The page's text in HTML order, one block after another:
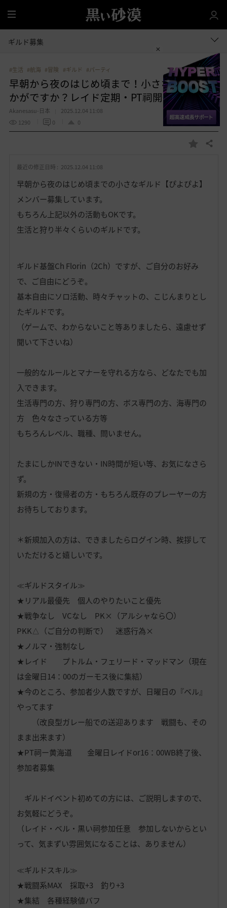
全
体
ギルド募集
#生活 #航海 #冒険 #ギルド #パーティ
早朝から夜のはじめ頃まで！小さなギルドい
かがですか？レイド定期・PT祠開催中！
Akanesasu-日本
2025.12.04 11:08
1290
0 0
お
入
共有する
最近の修正日時 : 2025.12.04 11:08
早朝から夜のはじめ頃までの小さなギルド【ぴよぴよ】
メンバー募集しています。
もちろん上記以外の活動もOKです。
生活と狩り半々くらいのギルドです。
ギルド基盤Ch Florin（2Ch）ですが、ご自分のお好み
で、ご自由にどうぞ。
基本自由にソロ活動、時々チャットの、こじんまりとし
たギルドです。
（ゲームで、わからないこと等ありましたら、遠慮せず
聞いて下さいね）
一般的なルールとマナーを守れる方なら、どなたでも加
入できます。
生活専門の方、狩り専門の方、ボス専門の方、海専門の
方 色々なさっている方等
もちろんレベル、職種、問いません。
たまにしかINできない・IN時間が短い等、お気になさら
ず。
新規の方・復帰者の方・もちろん既存のプレーヤーの方
お待ちしております。
＊新規加入の方は、できましたらログイン時、挨拶して
いただけると嬉しいです。
≪ギルドスタイル≫
★リアル最優先 個人のやりたいこと優先
★戦争なし VCなし PK×（アルシャなら〇）
PKK△（ご自分の判断で） 迷惑行為×
★ノルマ・強制なし
★レイド プトルム・フェリード・マッドマン（現在
は金曜日14：00のガーモス後に集結）
★今のところ、参加者少人数ですが、日曜日の『ベル』
やってます
（改良型ガレー船での送迎あります 戦闘も、その
まま出来ます）
★PT祠ー黄海道 金曜日レイドor16：00WB終了後、
参加者募集
ギルドイベント初めての方には、ご説明しますので、
お気軽にどうぞ。
（レイド・ベル・黒い祠参加任意 参加しないからとい
って、気まずい雰囲気になることは、ありません）
≪ギルドスキル≫
★戦闘系MAX 採取+3 釣り+3
★集結 各種経験値バフ